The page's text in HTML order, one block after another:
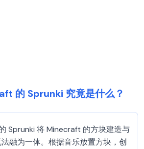
的 Sprunki 究竟是什么？
Sprunki 将 Minecraft 的方块建造与
融为一体。根据音乐放置方块，创